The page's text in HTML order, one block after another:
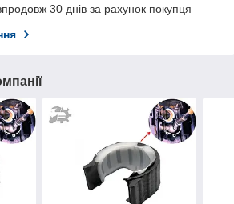
30 днів за рахунок покупця